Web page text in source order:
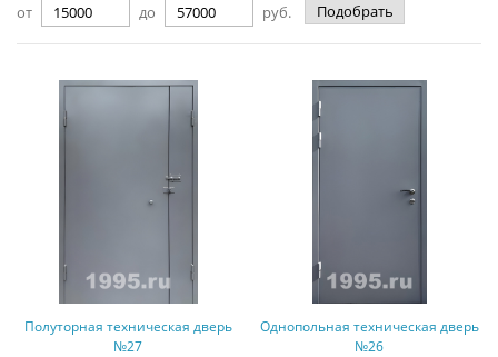
от до руб. Подобрать
Полуторная техническая дверь
№27
Однопольная техническая дверь
№26